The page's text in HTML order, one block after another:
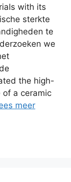
with its
sterkte
te
we
the high-
of a ceramic
meer